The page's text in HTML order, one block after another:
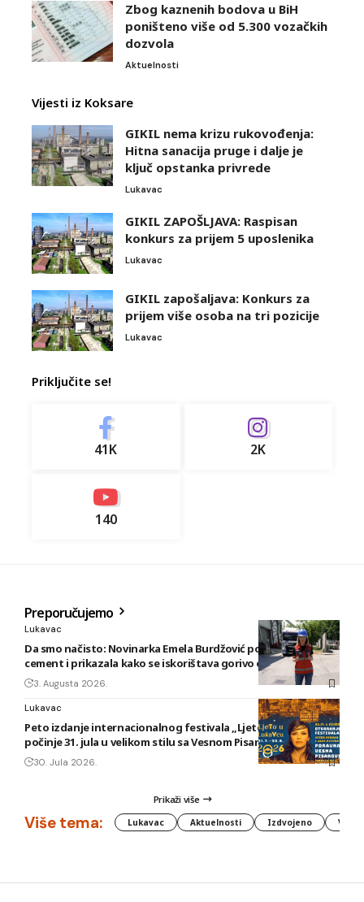
Zbog kaznenih bodova u BiH
poništeno više od 5.300 vozačkih
dozvola
Aktuelnosti
Vijesti iz Koksare
GIKIL nema krizu rukovođenja:
Hitna sanacija pruge i dalje je
ključ opstanka privrede
Lukavac
GIKIL ZAPOŠLJAVA: Raspisan
konkurs za prijem 5 uposlenika
Lukavac
GIKIL zapošaljava: Konkurs za
prijem više osoba na tri pozicije
Lukavac
Priključite se!
41K 2K
140
Preporučujemo
Lukavac
Da smo načisto: Novinarka Emela Burdžović posjetila Lukavac
cement i prikazala kako se iskorištava gorivo od otpada
3. Augusta 2026.
Lukavac
Peto izdanje internacionalnog festivala „Ljeto u Lukavcu“
počinje 31. jula u velikom stilu sa Vesnom Pisarović
30. Jula 2026.
Prikaži više
Više tema: Lukavac Aktuelnosti Izdvojeno